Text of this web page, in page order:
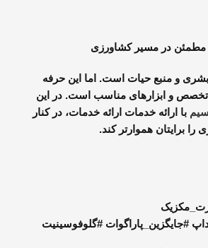
در مسیر کشاورزی
و منبع حیات است. اما این حرفه
تخصص و ابزارهای مناسب است. در این
با ارائه خدمات ارائه خدمات، در کنار
برایتان هموارتر کند.
#جایگزین_پاراگوات #گلوفوسینیت